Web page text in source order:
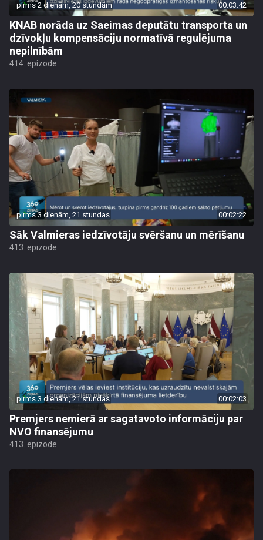
pirms 2 dienām, 20 stundām 00:03:42
KNAB norāda uz Saeimas deputātu transporta un
dzīvokļu kompensāciju normatīvā regulējuma
nepilnībām
414. epizode
pirms 3 dienām, 21 stundas 00:02:22
Sāk Valmieras iedzīvotāju svēršanu un mērīšanu
413. epizode
pirms 3 dienām, 21 stundas 00:02:03
Premjers nemierā ar sagatavoto informāciju par
NVO finansējumu
413. epizode